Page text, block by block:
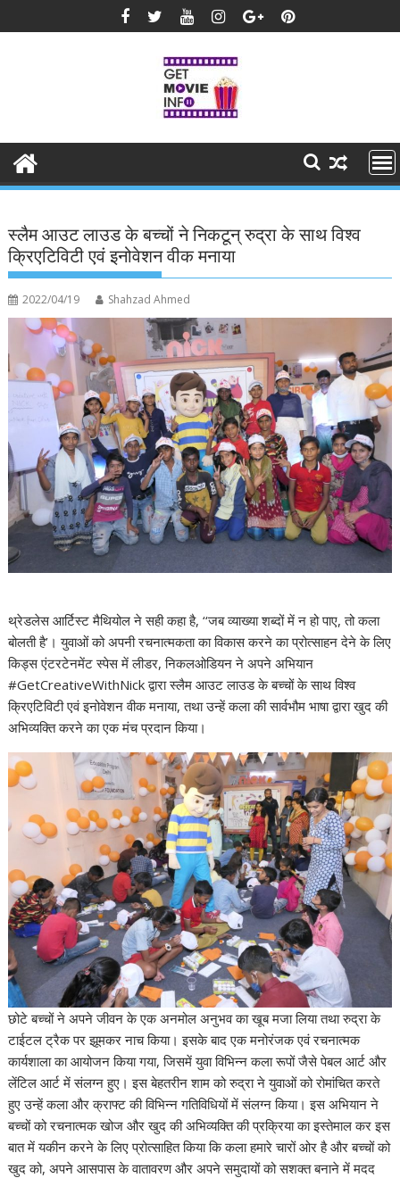
to
स्लैम आउट लाउड के बच्चों ने निकटून् रुद्रा के साथ विश्व
क्रिएटिविटी एवं इनोवेशन वीक मनाया
2022/04/19 Shahzad Ahmed
थ्रेडलेस आर्टिस्ट मैथियोल ने सही कहा है, ‘‘जब व्याख्या शब्दों में न हो पाए, तो कला
बोलती है’। युवाओं को अपनी रचनात्मकता का विकास करने का प्रोत्साहन देने के लिए
किड्स एंटरटेनमेंट स्पेस में लीडर, निकलओडियन ने अपने अभियान
#GetCreativeWithNick द्वारा स्लैम आउट लाउड के बच्चों के साथ विश्व
क्रिएटिविटी एवं इनोवेशन वीक मनाया, तथा उन्हें कला की सार्वभौम भाषा द्वारा खुद की
अभिव्यक्ति करने का एक मंच प्रदान किया।
छोटे बच्चों ने अपने जीवन के एक अनमोल अनुभव का खूब मजा लिया तथा रुद्रा के
टाईटल ट्रैक पर झूमकर नाच किया। इसके बाद एक मनोरंजक एवं रचनात्मक
कार्यशाला का आयोजन किया गया, जिसमें युवा विभिन्न कला रूपों जैसे पेबल आर्ट और
लेंटिल आर्ट में संलग्न हुए। इस बेहतरीन शाम को रुद्रा ने युवाओं को रोमांचित करते
हुए उन्हें कला और क्राफ्ट की विभिन्न गतिविधियों में संलग्न किया। इस अभियान ने
बच्चों को रचनात्मक खोज और खुद की अभिव्यक्ति की प्रक्रिया का इस्तेमाल कर इस
बात में यकीन करने के लिए प्रोत्साहित किया कि कला हमारे चारों ओर है और बच्चों को
खुद को, अपने आसपास के वातावरण और अपने समुदायों को सशक्त बनाने में मदद